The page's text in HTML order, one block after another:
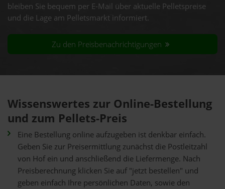
bleiben Sie bequem per E-Mail über aktuelle Pelletspreise
und die Lage am Pelletsmarkt informiert.
Zu den Preisbenachrichtigungen
Wissenswertes zur Online-Bestellung
und zum Pellets-Preis
Eine Bestellung online aufzugeben ist denkbar einfach.
Geben Sie zur Preisermittlung zunächst die Postleitzahl
von Hof ein und anschließend die Liefermenge. Nach
Preisberechnung klicken Sie auf "jetzt bestellen" und
geben einfach Ihre persönlichen Daten, sowie den